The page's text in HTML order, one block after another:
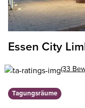
Essen City
(33
Tagungsräume